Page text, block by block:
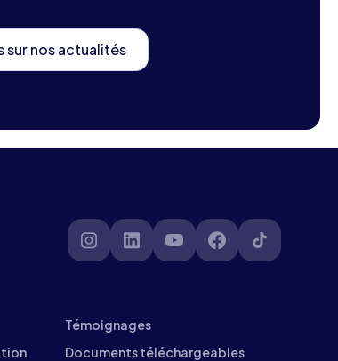
sur nos actualités
Témoignages
Documents téléchargeables